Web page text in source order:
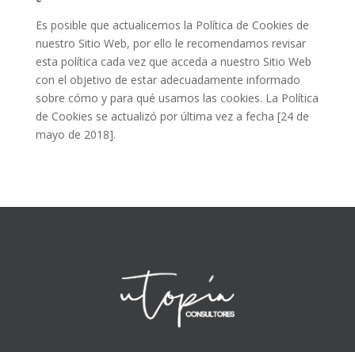
Es posible que actualicemos la Política de Cookies de
nuestro Sitio Web, por ello le recomendamos revisar
esta política cada vez que acceda a nuestro Sitio Web
con el objetivo de estar adecuadamente informado
sobre cómo y para qué usamos las cookies. La Política
de Cookies se actualizó por última vez a fecha [24 de
mayo de 2018].